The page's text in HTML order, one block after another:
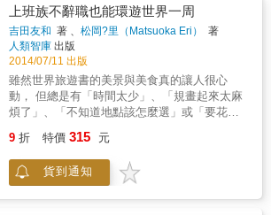
去？錢要藏哪裡才不會被扒走？碰到色狼要怎
麼全身而退？讓理惠子帶著你，拋開束縛、勇
闖世界各個角落！ 【丟掉胸罩才能玩的重點行
程！】 ◎東非 學習擠公車的最高境界／勇闖部
落驚人婚禮／發現烏干達的美臀標準 ◎南非 在
埃及賭命過馬路／沒帳篷也可以露營／國民運
動肚皮舞 ◎中東 發現死海的「祕密」／擊退集
衣 ◎美澳歐 ＦＢＩ探員帶路遊紐約／在義大利
警局排隊兩小時／在澳洲一見鍾情 ◎南亞 印度
的誤點人間地獄火車／如何辨認尼泊爾冒牌苦
行僧／在斯里蘭卡體驗在地生活
孩Terry，先後在澳洲、紐西蘭、日本，展開一
場人生的壯遊， 他以蒐集微笑的行動，拉近了
人與人的距離，也為自己的人生帶來超乎想像
的改變！ 他與這個世界碰撞，實踐了「空檔
年」的旅行概念，全力衝破生命原有的界限；
或許正是時候了，讓他的故事給你勇氣，你也
該為自己真正勇敢一次！ & 「沒人說得清楚一
趟旅行是為了放逐自己還是找尋自己， 但唯一
能確定的是當我回來時，那會是一個全新的自
在煩惱如何升職、賺大錢、買房成家的年紀，
Terry，一個平凡的台灣大男孩，卻選擇放下穩
定的工作，離開人們的期許，用旅行的方式給
上班族不辭職也能環遊世界一周
吉田友和 著 、松岡?里（Matsuoka Eri）
著
人類智庫 出版
2014/07/11 出版
雖然世界旅遊書的美景與美食真的讓人很心
動， 但總是有「時間太少」、「規畫起來太麻
煩了」、「不知道地點該怎麼選」或「要花很
本書都會逐一幫你克服，讓行程規畫變得簡
單，又不花費大把金錢，而且長短期行程都可
自由搭配，現在就能實現去環遊世界的夢想。
9 折 特價 315 元
貨到通知